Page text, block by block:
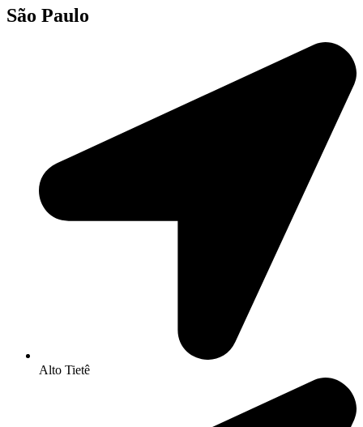
São Paulo
Alto Tietê